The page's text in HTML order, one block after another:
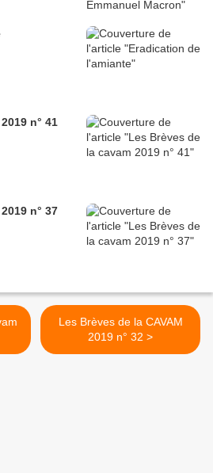
n° 41
n° 37
Les Brèves de la CAVAM
2019 n° 32 >